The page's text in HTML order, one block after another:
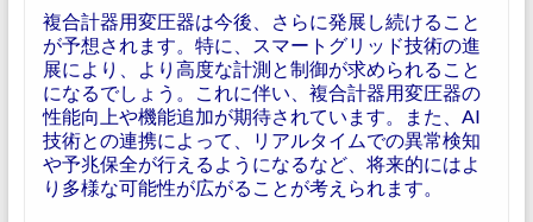
複合計器用変圧器は今後、さらに発展し続けること
が予想されます。特に、スマートグリッド技術の進
展により、より高度な計測と制御が求められること
になるでしょう。これに伴い、複合計器用変圧器の
性能向上や機能追加が期待されています。また、AI
技術との連携によって、リアルタイムでの異常検知
や予兆保全が行えるようになるなど、将来的にはよ
り多様な可能性が広がることが考えられます。